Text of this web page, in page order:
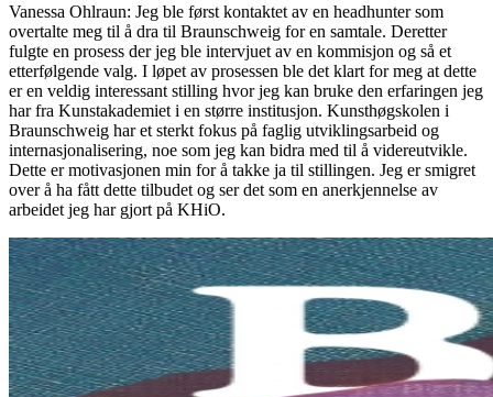
Vanessa Ohlraun: Jeg ble først kontaktet av en headhunter som
overtalte meg til å dra til Braunschweig for en samtale. Deretter
fulgte en prosess der jeg ble intervjuet av en kommisjon og så et
etterfølgende valg. I løpet av prosessen ble det klart for meg at dette
er en veldig interessant stilling hvor jeg kan bruke den erfaringen jeg
har fra Kunstakademiet i en større institusjon. Kunsthøgskolen i
Braunschweig har et sterkt fokus på faglig utviklingsarbeid og
internasjonalisering, noe som jeg kan bidra med til å videreutvikle.
Dette er motivasjonen min for å takke ja til stillingen. Jeg er smigret
over å ha fått dette tilbudet og ser det som en anerkjennelse av
arbeidet jeg har gjort på KHiO.